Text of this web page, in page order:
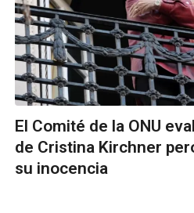
El Comité de la ONU
de Cristina Kirchner
su inocencia